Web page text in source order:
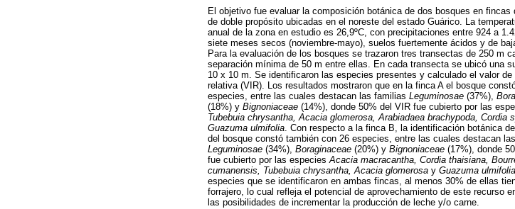
El objetivo fue evaluar la composición botánica de dos bosques en fincas
de doble propósito ubicadas en el noreste del estado Guárico. La
anual de la zona en estudio es 26,9ºC, con precipitaciones entre 924 a
siete meses secos (noviembre-mayo), suelos fuertemente ácidos y de
Para la evaluación de los bosques se trazaron tres transectas de 250 m
separación mínima de 50 m entre ellas. En cada transecta se ubicó una
10 x 10 m. Se identificaron las especies presentes y calculado el valor de
relativa (VIR). Los resultados mostraron que en la finca A el bosque
especies, entre las cuales destacan las familias Leguminosae (37%),
(18%) y Bignoniaceae (14%), donde 50% del VIR fue cubierto por las
Tubebuia chrysantha, Acacia glomerosa, Arabiadaea brachypoda, Cordia
Guazuma ulmifolia. Con respecto a la finca B, la identificación botánica
del bosque constó también con 26 especies, entre las cuales destacan
Leguminosae (34%), Boraginaceae (20%) y Bignoniaceae (17%), donde
fue cubierto por las especiesAcacia macracantha, Cordia thaisiana,
cumanensis, Tubebuia chrysantha, Acacia glomerosa y Guazuma ulmifolia
especies que se identificaron en ambas fincas, al menos 30% de ellas
forrajero, lo cual refleja el potencial de aprovechamiento de este recurso
las posibilidades de incrementar la producción de leche y/o carne.